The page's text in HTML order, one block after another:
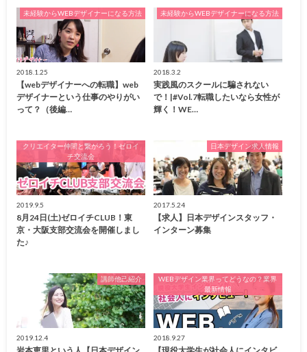
未経験からWEBデザイナーになる方法
2018.1.25
【webデザイナーへの転職】web
デザイナーという仕事のやりがい
って？（後編…
未経験からWEBデザイナーになる方法
2018.3.2
実践風のスクールに騙されない
で！|#Vol.7転職したいなら女性が
輝く！WE…
クリエイター仲間と繋がろう！ゼロイ
チ交流会
2019.9.5
8月24日(土)ゼロイチCLUB！東
京・大阪支部交流会を開催しまし
た♪
日本デザイン求人情報
2017.5.24
【求人】日本デザインスタッフ・
インターン募集
講師他己紹介
2019.12.4
WEBデザイン業界ってどうなの？業界
最新情報
2018.9.27